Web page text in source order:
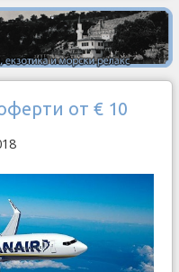
от € 10